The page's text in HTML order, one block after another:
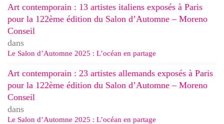
Art contemporain : 13 artistes italiens exposés à Paris
pour la 122ème édition du Salon d’Automne – Moreno
Conseil
dans
Le Salon d’Automne 2025 : L’océan en partage
Art contemporain : 23 artistes allemands exposés à Paris
pour la 122ème édition du Salon d’Automne – Moreno
Conseil
dans
Le Salon d’Automne 2025 : L’océan en partage